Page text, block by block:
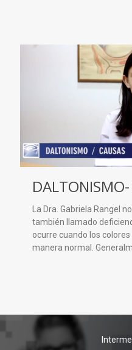
DALTONISMO-
La Dra. Gabriela Rangel
también llamado
ocurre cuando los
manera normal.